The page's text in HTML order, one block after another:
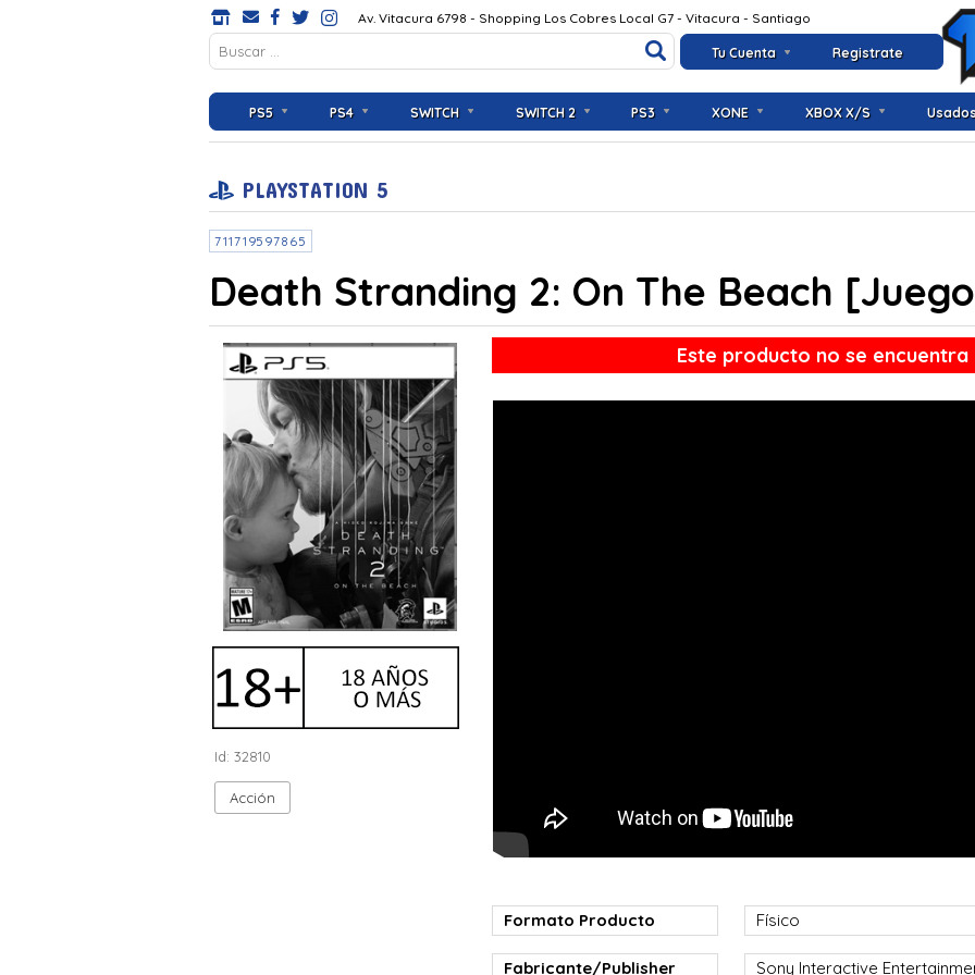
Tu Cuenta Registrate
Av. Vitacura 6798 - Shopping Los Cobres Local G7 - Vitacura - Santiago
PS5 PS4 SWITCH SWITCH 2 PS3 XONE XBOX X/S
PLAYSTATION 5
711719597865
Death Stranding 2: On The Beach
Id: 32810
Acción
Este producto no se encuentra
Formato Producto Físico
Fabricante/Publisher Sony Interactive